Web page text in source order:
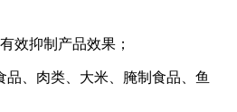
效抑制产品效果；
、肉类、大米、腌制食品、鱼